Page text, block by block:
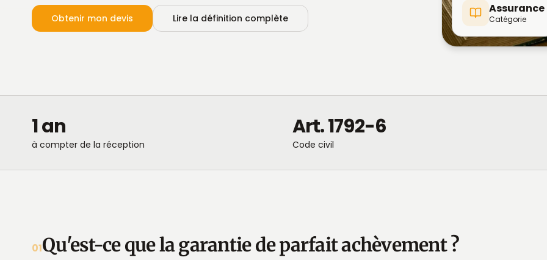
Obtenir mon devis Lire la définition complète
Assurance
Catégorie
1 an
à compter de la réception
Art. 1792-6
Code civil
01Qu'est-ce que la garantie de parfait achèvement ?